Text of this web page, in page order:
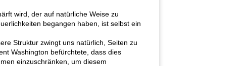
wird, der auf natürliche Weise zu
begangen haben, ist selbst ein
Struktur zwingt uns natürlich, Seiten zu
Washington befürchtete, dass dies
einzuschränken, um diesem